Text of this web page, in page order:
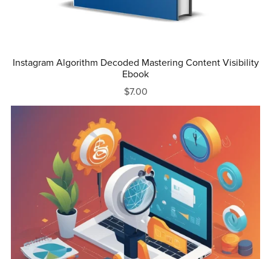
Instagram Algorithm Decoded Mastering Content Visibility
Ebook
$7.00